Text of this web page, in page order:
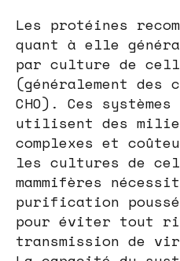
Les protéines
quant à elle
par culture de
(généralement
CHO). Ces
utilisent des
complexes et
les cultures de
mammifères
purification
pour éviter tout
transmission de